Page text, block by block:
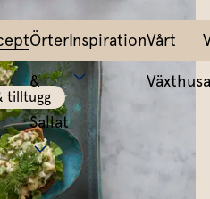
Tillbehör
Potatis
Örter
&
Sallat
Allt om färska örter
Basilika
InspirationVårt
Växthus
tilltugg